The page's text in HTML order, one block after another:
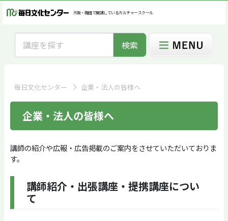
大阪・梅田で開講しているカルチャースクール
検索
毎日文化センター 企業・法人の皆様へ
企業・法人の皆様へ
講師の紹介や広報・広告掲載のご案内をさせていただいておりま
す。
講師紹介・出張講座・提携講座につい
て